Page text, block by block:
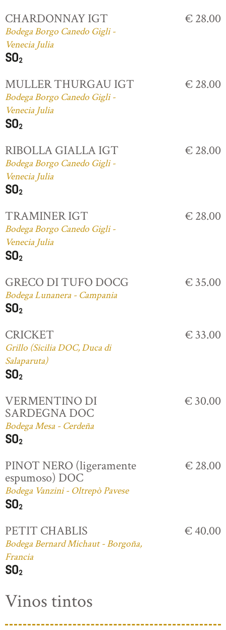
CHARDONNAY IGT
Bodega Borgo Canedo Gigli -
Venecia Julia
€ 28.00
MULLER THURGAU IGT
Bodega Borgo Canedo Gigli -
Venecia Julia
€ 28.00
RIBOLLA GIALLA IGT
Bodega Borgo Canedo Gigli -
Venecia Julia
€ 28.00
TRAMINER IGT
Bodega Borgo Canedo Gigli -
Venecia Julia
€ 28.00
GRECO DI TUFO DOCG
Bodega Lunanera - Campania
€ 35.00
CRICKET
Grillo (Sicilia DOC, Duca di
Salaparuta)
€ 33.00
VERMENTINO DI
SARDEGNA DOC
Bodega Mesa - Cerdeña
€ 30.00
PINOT NERO (ligeramente
espumoso) DOC
Bodega Vanzini - Oltrepò Pavese
€ 28.00
PETIT CHABLIS
Bodega Bernard Michaut - Borgoña,
Francia
€ 40.00
Vinos tintos